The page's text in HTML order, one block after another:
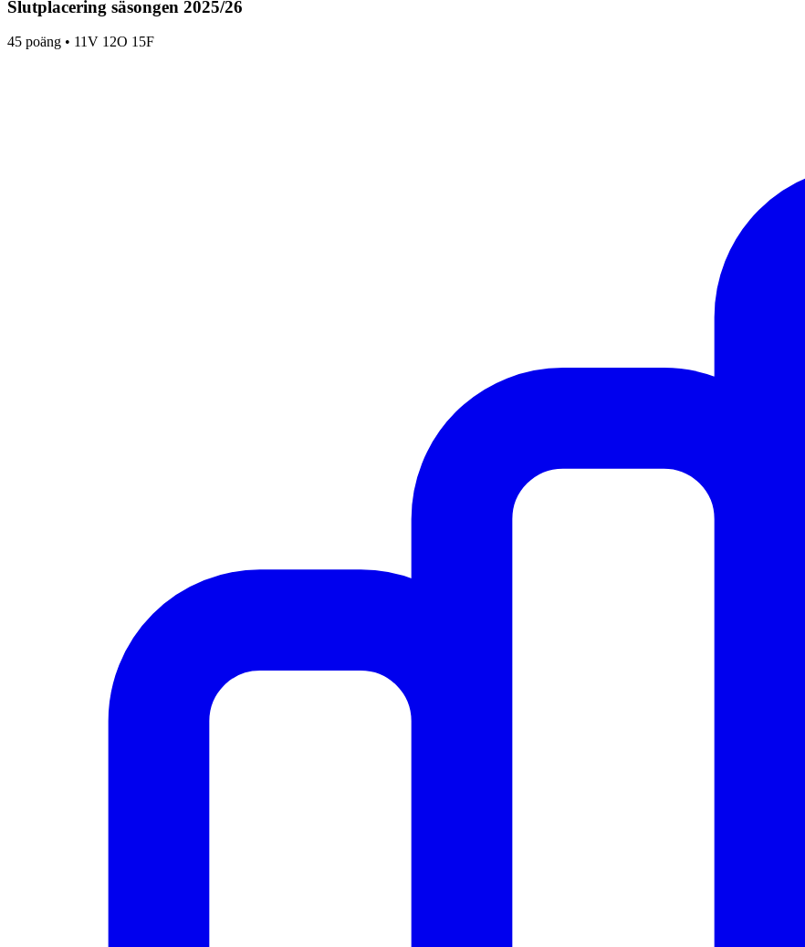
Slutplacering säsongen 2025/26
45 poäng • 11V 12O 15F